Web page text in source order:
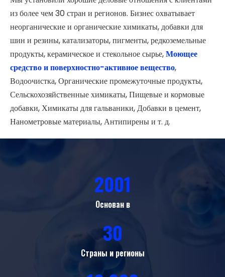
из более чем 30 стран и регионов. Бизнес охватывает
неорганические и органические химикаты, добавки для
шин и резины, катализаторы, пигменты, редкоземельные
продукты, керамическое и стекольное сырье,Моющее
средство и поверхностно-активное вещество,
Водоочистка, Органические промежуточные продукты,
Сельскохозяйственные химикаты, Пищевые и кормовые
добавки, Химикаты для гальваники, Добавки в цемент,
Нанометровые материалы, Антипирены и т. д.
2001
Основан в
30
Страны и регионы